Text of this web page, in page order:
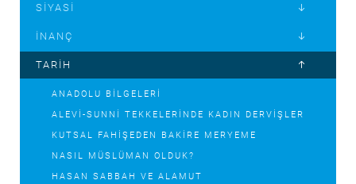
SIYASI
İNANÇ
TARIH
ANADOLU BILGELERI
ALEVI-SUNNI TEKKELERINDE KADIN DERVIŞLER
KUTSAL FAHIŞEDEN BAKIRE MERYEME
NASIL MÜSLÜMAN OLDUK?
HASAN SABBAH VE ALAMUT